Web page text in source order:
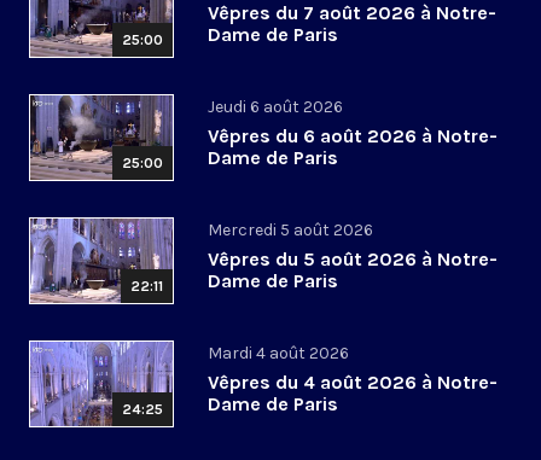
25:00
Vêpres du 7 août 2026 à Notre-
Dame de Paris
25:00
Jeudi 6 août 2026
Vêpres du 6 août 2026 à Notre-
Dame de Paris
22:11
Mercredi 5 août 2026
Vêpres du 5 août 2026 à Notre-
Dame de Paris
24:25
Mardi 4 août 2026
Vêpres du 4 août 2026 à Notre-
Dame de Paris